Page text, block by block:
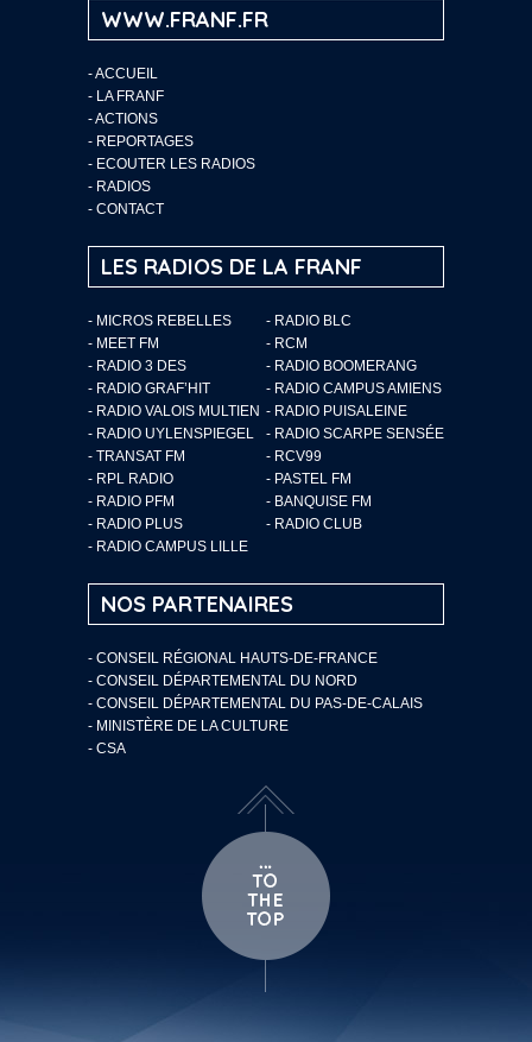
WWW.FRANF.FR
-ACCUEIL
- LA FRANF
-ACTIONS
- REPORTAGES
- ECOUTER LES RADIOS
- RADIOS
- CONTACT
LES RADIOS DE LA FRANF
- MICROS REBELLES
- RADIO BLC
- MEET FM
- RCM
- RADIO 3 DES
- RADIO BOOMERANG
- RADIO GRAF’HIT
- RADIO CAMPUS AMIENS
- RADIO VALOIS MULTIEN - RADIO PUISALEINE
- RADIO UYLENSPIEGEL
- RADIO SCARPE SENSÉE
- TRANSAT FM
- RCV99
- RPL RADIO
- PASTEL FM
- RADIO PFM
- BANQUISE FM
- RADIO PLUS
- RADIO CLUB
- RADIO CAMPUS LILLE
NOS PARTENAIRES
- CONSEIL RÉGIONAL HAUTS-DE-FRANCE
- CONSEIL DÉPARTEMENTAL DU NORD
- CONSEIL DÉPARTEMENTAL DU PAS-DE-CALAIS
- MINISTÈRE DE LA CULTURE
- CSA